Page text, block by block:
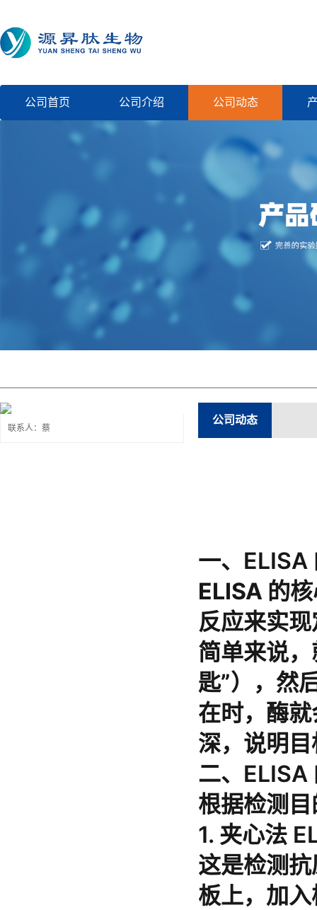
公司首页 公司介绍 公司动态
联系人：蔡
公司动态
一、ELISA
ELISA 的
反应来实
简单来说
匙”），然
在时，酶
深，说明
二、ELISA
根据检测
1. 夹心法
这是检测
板上，加